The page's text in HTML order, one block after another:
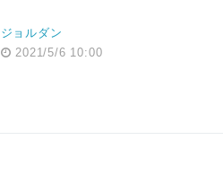
ジョルダン
2021/5/6 10:00